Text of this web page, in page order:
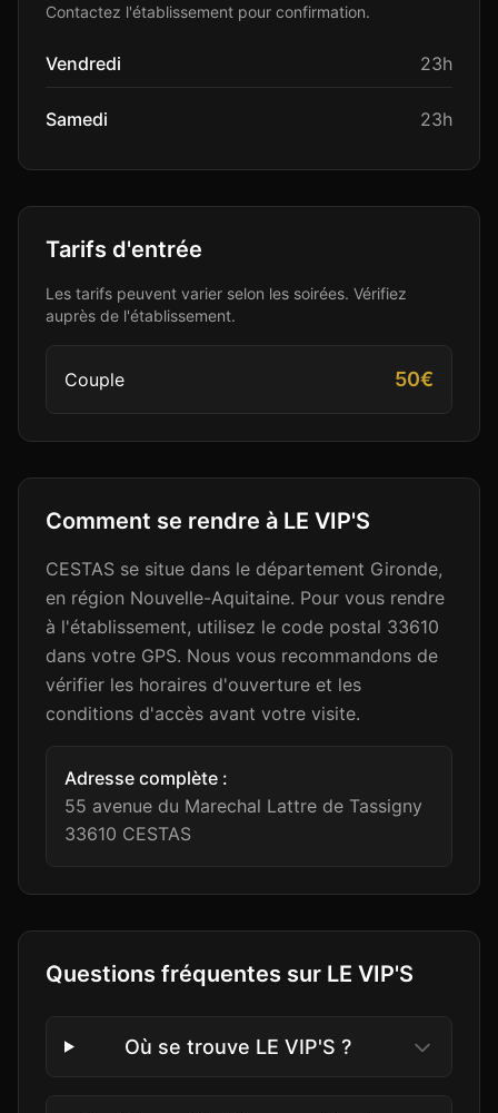
Contactez l'établissement pour confirmation.
Vendredi 23h
Samedi 23h
Tarifs d'entrée
Les tarifs peuvent varier selon les soirées. Vérifiez
auprès de l'établissement.
Couple 50€
Comment se rendre à LE VIP'S
CESTAS se situe dans le département Gironde,
en région Nouvelle-Aquitaine. Pour vous rendre
à l'établissement, utilisez le code postal 33610
dans votre GPS. Nous vous recommandons de
vérifier les horaires d'ouverture et les
conditions d'accès avant votre visite.
Adresse complète :
55 avenue du Marechal Lattre de Tassigny
33610 CESTAS
Questions fréquentes sur LE VIP'S
Où se trouve LE VIP'S ?